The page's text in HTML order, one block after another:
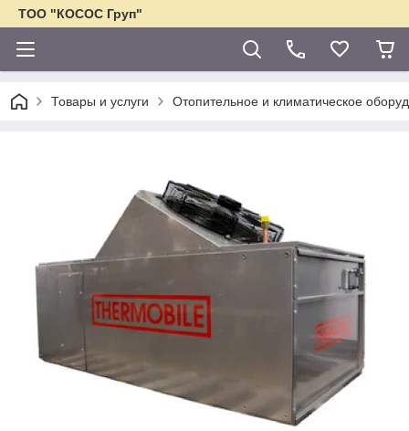
ТОО "КОСОС Груп"
Товары и услуги Отопительное и климатическое